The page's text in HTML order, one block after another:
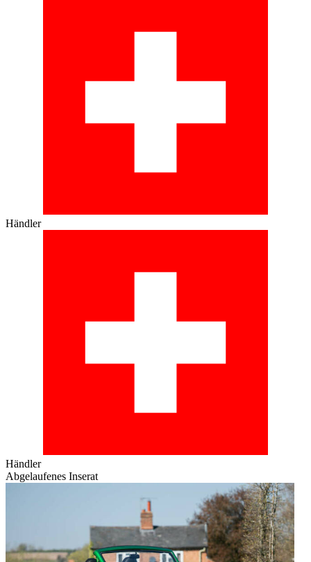
Händler
Händler
Abgelaufenes Inserat